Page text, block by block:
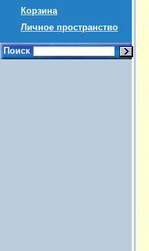
Корзина
Личное пространство
Поиск